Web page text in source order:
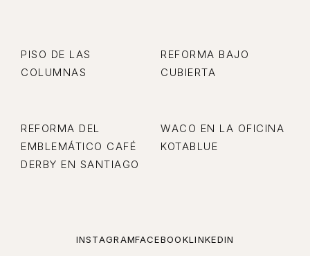
PISO DE LAS
COLUMNAS
REFORMA BAJO
CUBIERTA
REFORMA DEL
EMBLEMÁTICO CAFÉ
DERBY EN SANTIAGO
WACO EN LA OFICINA
KOTABLUE
INSTAGRAMFACEBOOKLINKEDIN